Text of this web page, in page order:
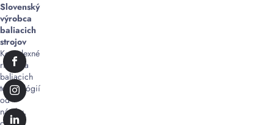
Slovenský
výrobca
baliacich
strojov
Komplexné
riešenia
baliacich
technológií
od
návrhu,